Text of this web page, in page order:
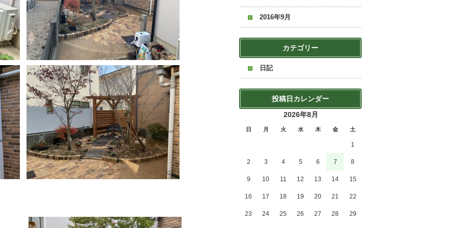
2016年9月
カテゴリー
日記
投稿日カレンダー
2026年8月
日 月 火 水 木 金 土
1
2 3 4 5 6 7 8
9 10 11 12 13 14 15
16 17 18 19 20 21 22
23 24 25 26 27 28 29